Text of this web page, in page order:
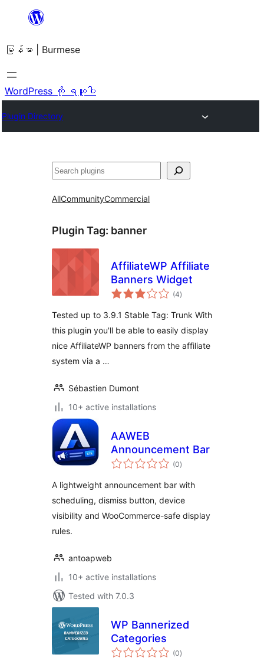
အကြောင်းအရာ
ကျော်သွား
ရန်
မြန်မာ | Burmese
WordPress ကို ရယူပါ
Plugin Directory
ရှာ
AllCommunityCommercial
Plugin Tag: banner
AffiliateWP Affiliate
Banners Widget
(4total
ratings
)
Tested up to 3.9.1 Stable Tag: Trunk With
this plugin you'll be able to easily display
nice AffiliateWP banners from the affiliate
system via a …
Sébastien Dumont
10+ active installations
AAWEB
Announcement Bar
(0total
ratings
)
A lightweight announcement bar with
scheduling, dismiss button, device
visibility and WooCommerce-safe display
rules.
antoapweb
10+ active installations
Tested with 7.0.3
WP Bannerized
Categories
(0total
ratings
)